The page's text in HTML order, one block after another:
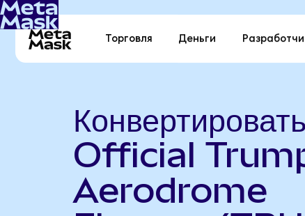
Торговля Деньги
Конвертировать
Official
Aerodrome